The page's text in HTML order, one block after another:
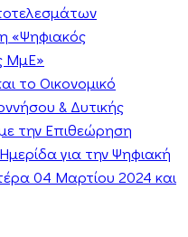
«Ψηφιακός
ΜμΕ»
το Οικονομικό
& Δυτικής
την Επιθεώρηση
για την Ψηφιακή
04 Μαρτίου 2024 και